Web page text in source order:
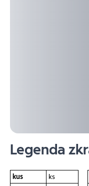
Legenda
kus ks